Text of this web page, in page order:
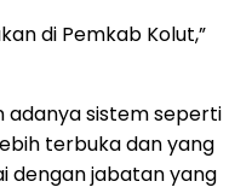
di Pemkab Kolut,”
adanya sistem seperti
terbuka dan yang
dengan jabatan yang